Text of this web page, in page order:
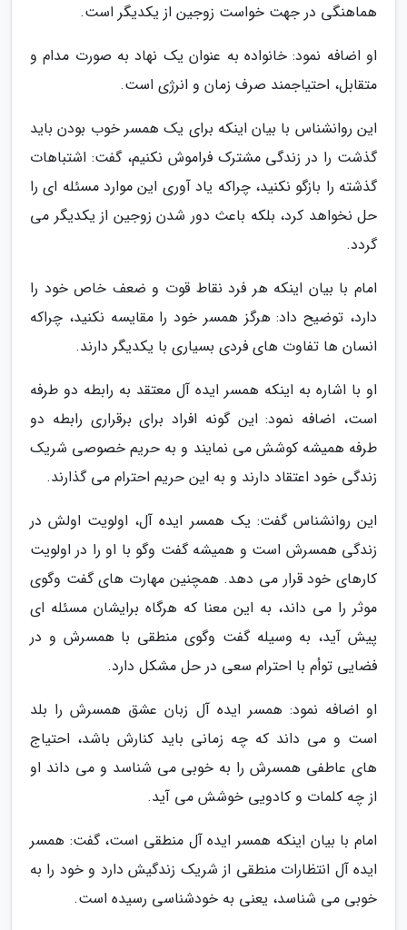
هماهنگی در جهت خواست زوجین از یکدیگر است.
او اضافه نمود: خانواده به عنوان یک نهاد به صورت مدام و
متقابل، احتیاجمند صرف زمان و انرژی است.
این روانشناس با بیان اینکه برای یک همسر خوب بودن باید
گذشت را در زندگی مشترک فراموش نکنیم، گفت: اشتباهات
گذشته را بازگو نکنید، چراکه یاد آوری این موارد مسئله ای را
حل نخواهد کرد، بلکه باعث دور شدن زوجین از یکدیگر می
گردد.
امام با بیان اینکه هر فرد نقاط قوت و ضعف خاص خود را
دارد، توضیح داد: هرگز همسر خود را مقایسه نکنید، چراکه
انسان ها تفاوت های فردی بسیاری با یکدیگر دارند.
او با اشاره به اینکه همسر ایده آل معتقد به رابطه دو طرفه
است، اضافه نمود: این گونه افراد برای برقراری رابطه دو
طرفه همیشه کوشش می نمایند و به حریم خصوصی شریک
زندگی خود اعتقاد دارند و به این حریم احترام می گذارند.
این روانشناس گفت: یک همسر ایده آل، اولویت اولش در
زندگی همسرش است و همیشه گفت وگو با او را در اولویت
کارهای خود قرار می دهد. همچنین مهارت های گفت وگوی
موثر را می داند، به این معنا که هرگاه برایشان مسئله ای
پیش آید، به وسیله گفت وگوی منطقی با همسرش و در
فضایی توأم با احترام سعی در حل مشکل دارد.
او اضافه نمود: همسر ایده آل زبان عشق همسرش را بلد
است و می داند که چه زمانی باید کنارش باشد، احتیاج
های عاطفی همسرش را به خوبی می شناسد و می داند او
از چه کلمات و کادویی خوشش می آید.
امام با بیان اینکه همسر ایده آل منطقی است، گفت: همسر
ایده آل انتظارات منطقی از شریک زندگیش دارد و خود را به
خوبی می شناسد، یعنی به خودشناسی رسیده است.